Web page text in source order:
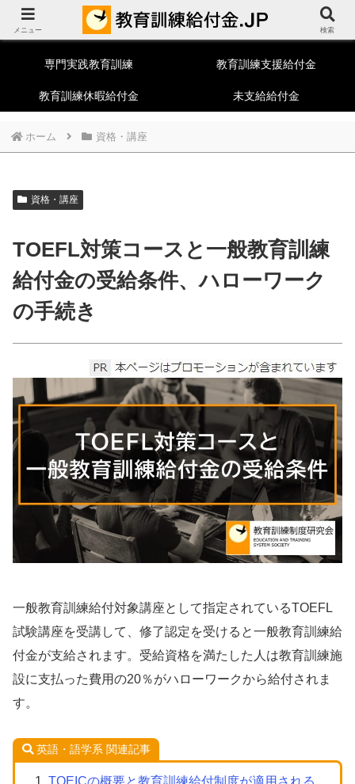
教育訓練給付制度総合ポータルサイト
一般教育訓練
専門実践教育訓練 教育訓練支援給付金
教育訓練休暇給付金 未支給給付金
ホーム 資格・講座
資格・講座
TOEFL対策コースと一般教育訓練
給付金の受給条件、ハローワーク
の手続き
一般教育訓練給付対象講座として指定されているTOEFL
試験講座を受講して、修了認定を受けると一般教育訓練給
付金が支給されます。受給資格を満たした人は教育訓練施
設に支払った費用の20％がハローワークから給付されま
す。
英語・語学系 関連記事
メニュー 検索